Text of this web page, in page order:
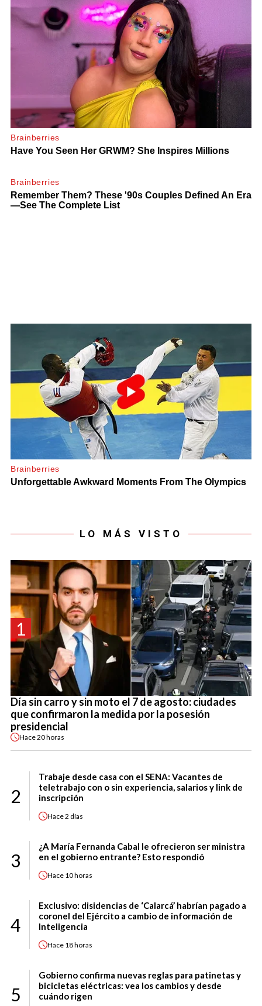
LO MÁS VISTO
1
Día sin carro y sin moto el 7 de agosto: ciudades
que confirmaron la medida por la posesión
presidencial
Hace20 horas
2
Trabaje desde casa con el SENA: Vacantes de
teletrabajo con o sin experiencia, salarios y link de
inscripción
Hace2 días
3
¿A María Fernanda Cabal le ofrecieron ser ministra
en el gobierno entrante? Esto respondió
Hace 10 horas
4
Exclusivo: disidencias de ‘Calarcá’ habrían pagado a
coronel del Ejército a cambio de información de
Inteligencia
Hace 18 horas
5
Gobierno confirma nuevas reglas para patinetas y
bicicletas eléctricas: vea los cambios y desde
cuándo rigen